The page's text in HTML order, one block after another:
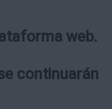
web.
continuarán